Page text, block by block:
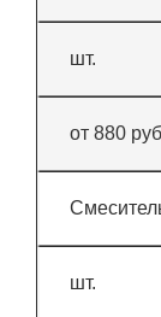
шт.
от 880
шт.